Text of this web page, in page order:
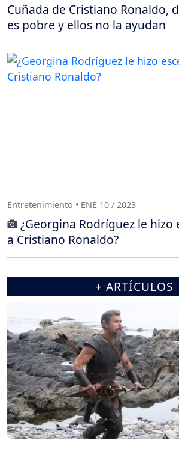
Cuñada de Cristiano Ronaldo,
es pobre y ellos no la ayudan
Entretenimiento • ENE 10 / 2023
¿Georgina Rodríguez le hizo
a Cristiano Ronaldo?
+ ARTÍCULOS